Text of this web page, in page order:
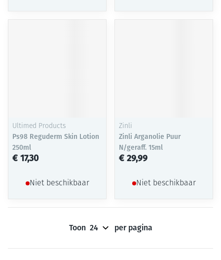
Ultimed Products
Ps98 Reguderm Skin Lotion
250ml
€ 17,30
Niet beschikbaar
Zinli
Zinli Arganolie Puur
N/geraff. 15ml
€ 29,99
Niet beschikbaar
Toon per pagina